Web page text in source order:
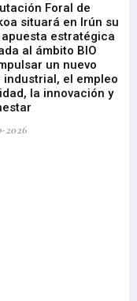
Foral de
situará en Irún su
apuesta estratégica
al ámbito BIO
un nuevo
industrial, el empleo
la innovación y
2026